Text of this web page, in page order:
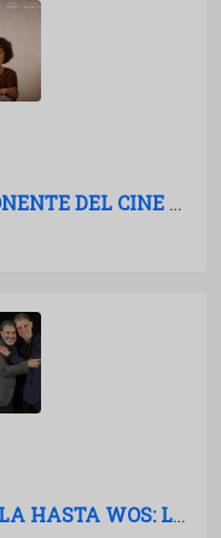
LOS DOMINGOS: SÓLIDO EXPONENTE DEL CINE ESPAÑOL
DESDE GUILLERMO FRANCELLA HASTA WOS: LAS PELÍCULAS ARGENTINAS PARA 2027